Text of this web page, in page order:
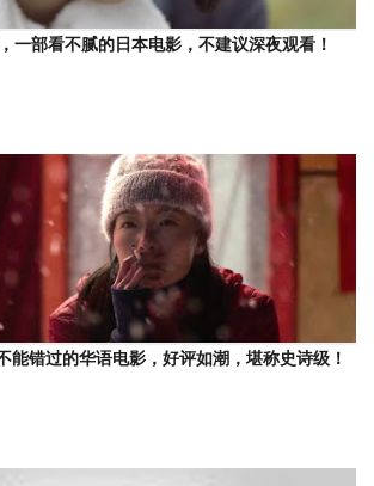
一部看不腻的日本电影，不建议深夜观看！
能错过的华语电影，好评如潮，堪称史诗级！